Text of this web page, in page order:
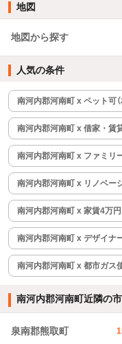
地図
地図から探す
人気の条件
南河内郡河南町 x ペット可（
南河内郡河南町 x 借家・賃
南河内郡河南町 x ファミリ
南河内郡河南町 x リノベー
南河内郡河南町 x 家賃4万
南河内郡河南町 x デザイナ
南河内郡河南町 x 都市ガス
南河内郡河南町近隣の
泉南郡熊取町